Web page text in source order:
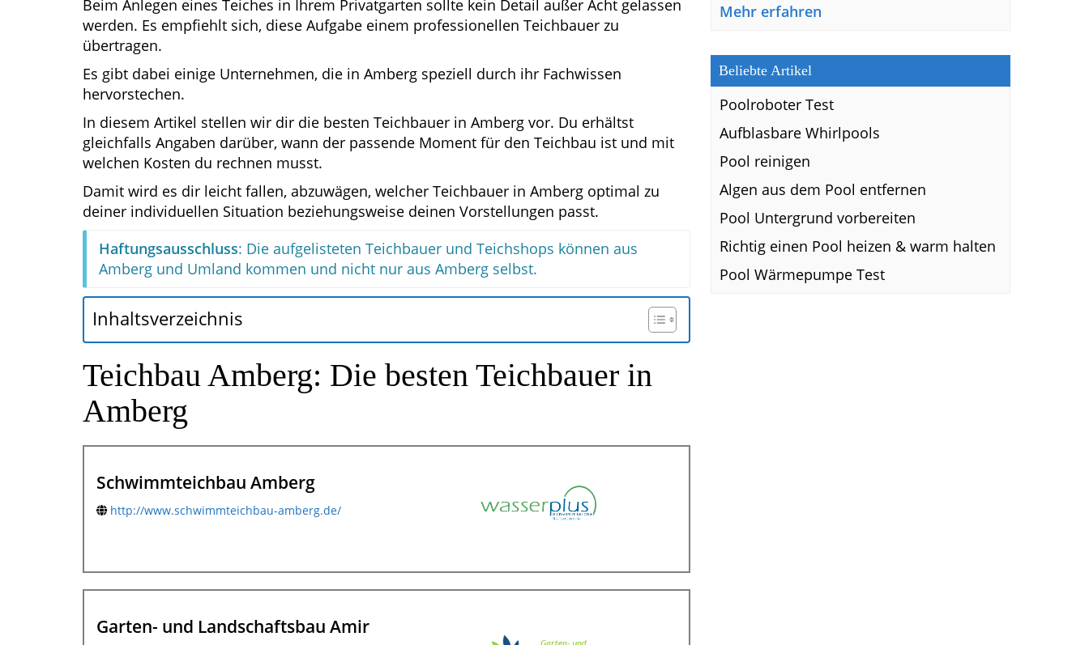
Beim Anlegen eines Teiches in Ihrem Privatgarten sollte kein Detail außer Acht gelassen
werden. Es empfiehlt sich, diese Aufgabe einem professionellen Teichbauer zu
übertragen.
Es gibt dabei einige Unternehmen, die in Amberg speziell durch ihr Fachwissen
hervorstechen.
In diesem Artikel stellen wir dir die besten Teichbauer in Amberg vor. Du erhältst
gleichfalls Angaben darüber, wann der passende Moment für den Teichbau ist und mit
welchen Kosten du rechnen musst.
Damit wird es dir leicht fallen, abzuwägen, welcher Teichbauer in Amberg optimal zu
deiner individuellen Situation beziehungsweise deinen Vorstellungen passt.
Haftungsausschluss: Die aufgelisteten Teichbauer und Teichshops können aus
Amberg und Umland kommen und nicht nur aus Amberg selbst.
Inhaltsverzeichnis
Teichbau Amberg: Die besten Teichbauer in
Amberg
Schwimmteichbau Amberg
http://www.schwimmteichbau-amberg.de/
Garten- und Landschaftsbau Amir
Mehr erfahren
Beliebte Artikel
Poolroboter Test
Aufblasbare Whirlpools
Pool reinigen
Algen aus dem Pool entfernen
Pool Untergrund vorbereiten
Richtig einen Pool heizen & warm halten
Pool Wärmepumpe Test